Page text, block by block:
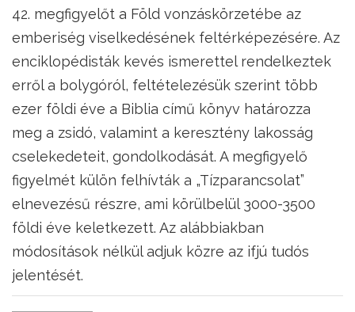
42. megfigyelőt a Föld vonzáskörzetébe az
emberiség viselkedésének feltérképezésére. Az
enciklopédisták kevés ismerettel rendelkeztek
erről a bolygóról, feltételezésük szerint több
ezer földi éve a Biblia című könyv határozza
meg a zsidó, valamint a keresztény lakosság
cselekedeteit, gondolkodását. A megfigyelő
figyelmét külön felhívták a „Tízparancsolat”
elnevezésű részre, ami körülbelül 3000-3500
földi éve keletkezett. Az alábbiakban
módosítások nélkül adjuk közre az ifjú tudós
jelentését.